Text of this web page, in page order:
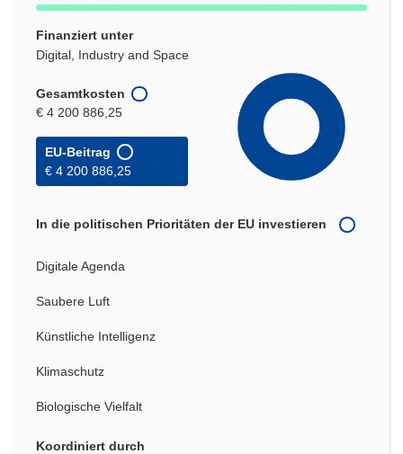
Finanziert unter
Digital, Industry and Space
Gesamtkosten
€ 4 200 886,25
EU-Beitrag
€ 4 200 886,25
In die politischen Prioritäten der EU investieren
Digitale Agenda
Saubere Luft
Künstliche Intelligenz
Klimaschutz
Biologische Vielfalt
Koordiniert durch